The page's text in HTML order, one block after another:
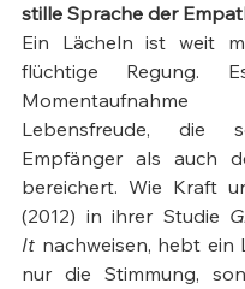
stille Sprache der
Ein Lächeln ist weit
flüchtige Regung.
Lebensfreude, die
Empfänger als auch
bereichert. Wie Kraft
(2012) in ihrer Studie
It nachweisen, hebt ein
nur die Stimmung,